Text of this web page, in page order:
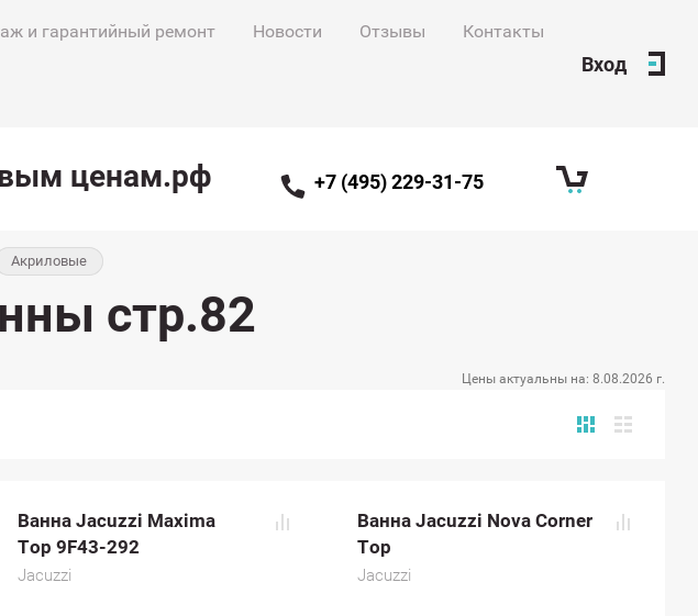
и гарантийный ремонт Новости Отзывы Контакты
Вход
ценам.рф +7 (495) 229-31-75
Акриловые
стр.82
Цены актуальны на: 8.08.2026 г.
Ванна Jacuzzi Maxima
Top 9F43-292
Jacuzzi
Ванна Jacuzzi Nova Corner
Top
Jacuzzi